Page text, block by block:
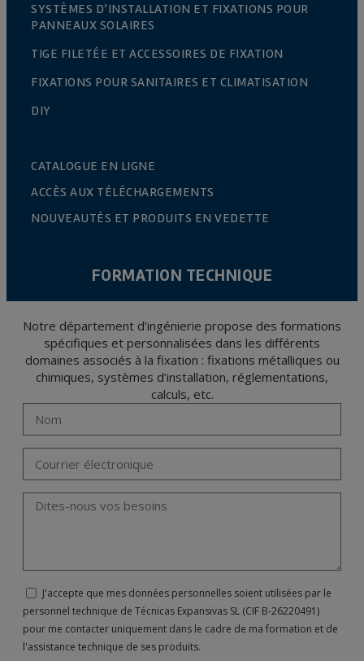
SYSTÈMES D’INSTALLATION ET FIXATIONS POUR
PANNEAUX SOLAIRES
TIGE FILETÉE ET ACCESSOIRES DE FIXATION
FIXATIONS POUR SANITAIRES ET CLIMATISATION
DIY
CATALOGUE EN LIGNE
ACCÈS AUX TÉLÉCHARGEMENTS
NOUVEAUTÉS ET PRODUITS EN VEDETTE
FORMATION TECHNIQUE
Notre département d’ingénierie propose des formations
spécifiques et personnalisées dans les différents
domaines associés à la fixation : fixations métalliques ou
chimiques, systèmes d’installation, réglementations,
calculs, etc.
J'accepte que mes données personnelles soient utilisées par le
personnel technique de Técnicas Expansivas SL (CIF B-26220491)
pour me contacter uniquement dans le cadre de ma formation et de
l'assistance technique de ses produits.